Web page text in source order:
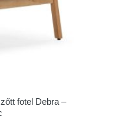
fotel Debra –